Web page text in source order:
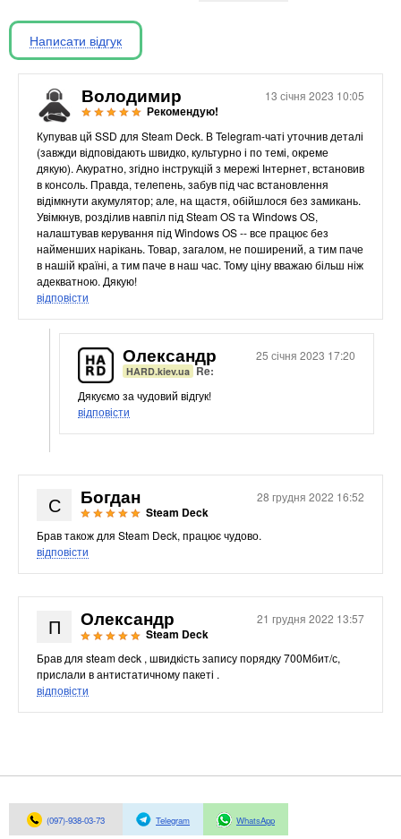
Материнські плати
Жорсткі диски та SSD
SATA диски
NVMe диски
Відеокарти
Блоки живлення
Контролери RAID
Кулери та системи охолодження
Корпуси
Кошики та салазки для жорстких дисків
Рейки та кріплення
Заглушки для корпусів
Мережеве обладнання
Маршрутизатори та комутатори
Мережеві карти
Wi-Fi і Bluetooth адаптери
Хаби і кардридери
Фильтри та стабілізатори
Павербанки
Акумулятори
Периферійні пристрої
Автономне живлення
Написати відгук
13 січня 2023 10:05
Володимир
Рекомендую!
Купував цй SSD для Steam Deck. В Telegram-чаті уточнив деталі
(завжди відповідають швидко, культурно і по темі, окреме
дякую). Акуратно, згідно інструкцій з мережі Інтернет, встановив
в консоль. Правда, телепень, забув під час встановлення
відімкнути акумулятор; але, на щастя, обійшлося без замикань.
Увімкнув, розділив навпіл під Steam OS та Windows OS,
налаштував керування під Windows OS -- все працює без
найменших нарікань. Товар, загалом, не поширений, а тим паче
в нашій країні, а тим паче в наш час. Тому ціну вважаю більш ніж
адекватною. Дякую!
відповісти
25 січня 2023 17:20
Олександр
HARD.kiev.ua Re:
Дякуємо за чудовий відгук!
відповісти
28 грудня 2022 16:52
С Богдан
Steam Deck
Брав також для Steam Deck, працює чудово.
відповісти
21 грудня 2022 13:57
П Олександр
Steam Deck
Брав для steam deck , швидкість запису порядку 700Мбит/с,
прислали в антистатичному пакеті .
відповісти
(097)-938-03-73 Telegram WhatsApp